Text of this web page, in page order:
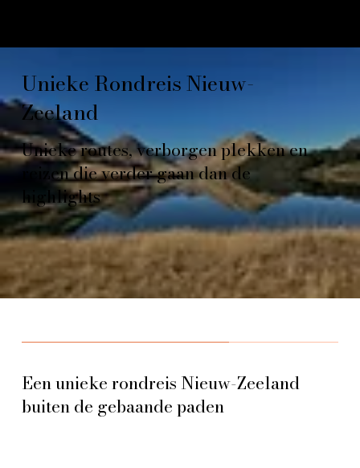
Unieke Rondreis Nieuw-
Zeeland
Unieke routes, verborgen plekken en
reizen die verder gaan dan de
highlights
Een unieke rondreis Nieuw-Zeeland
buiten de gebaande paden